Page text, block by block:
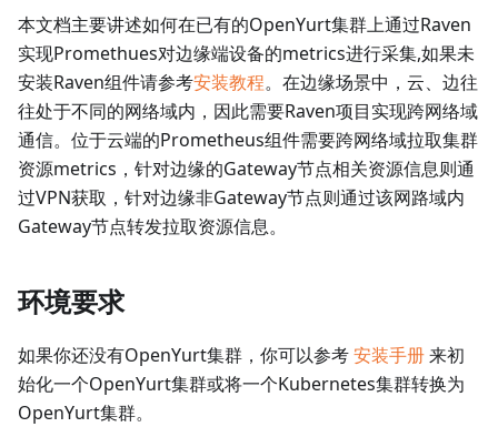
本文档主要讲述如何在已有的OpenYurt集群上通过Raven
实现Promethues对边缘端设备的metrics进行采集,如果未
安装Raven组件请参考安装教程。在边缘场景中，云、边往
往处于不同的网络域内，因此需要Raven项目实现跨网络域
通信。位于云端的Prometheus组件需要跨网络域拉取集群
资源metrics，针对边缘的Gateway节点相关资源信息则通
过VPN获取，针对边缘非Gateway节点则通过该网路域内
Gateway节点转发拉取资源信息。
环境要求
如果你还没有OpenYurt集群，你可以参考安装手册来初
始化一个OpenYurt集群或将一个Kubernetes集群转换为
OpenYurt集群。